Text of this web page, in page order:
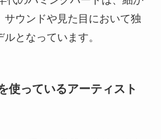
サウンドや見た目において独
となっています。
使っているアーティスト